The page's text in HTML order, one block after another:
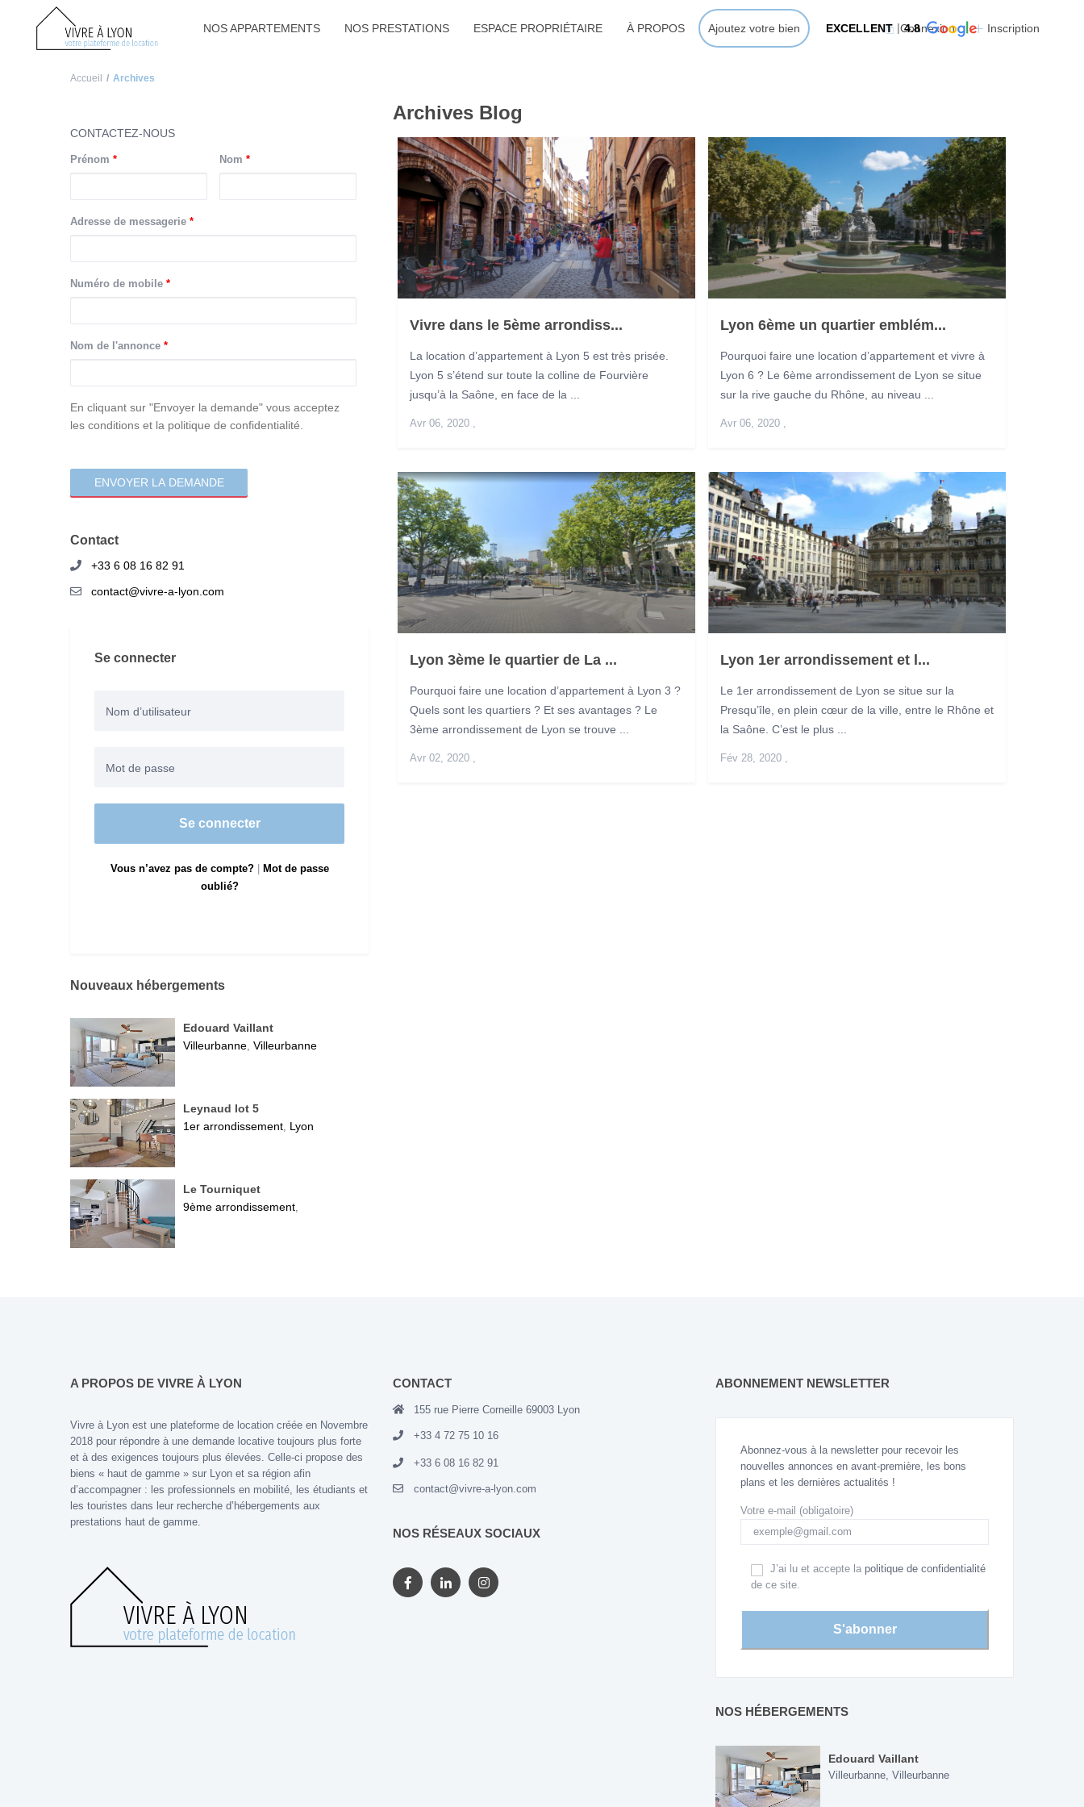
Connexion Inscription
NOS APPARTEMENTS NOS PRESTATIONS ESPACE PROPRIÉTAIRE À PROPOS Ajoutez votre bien EXCELLENT 4.8
Accueil Archives
Archives Blog
Vivre dans le 5ème arrondiss...
La location d’appartement à Lyon 5 est très prisée.
Lyon 5 s’étend sur toute la colline de Fourvière
jusqu’à la Saône, en face de la ...
Avr 06, 2020,
Lyon 6ème un quartier emblém...
Pourquoi faire une location d’appartement et vivre à
Lyon 6 ? Le 6ème arrondissement de Lyon se situe
sur la rive gauche du Rhône, au niveau ...
Avr 06, 2020,
Lyon 3ème le quartier de La ...
Pourquoi faire une location d’appartement à Lyon 3 ?
Quels sont les quartiers ? Et ses avantages ? Le
3ème arrondissement de Lyon se trouve ...
Avr 02, 2020,
Lyon 1er arrondissement et l...
Le 1er arrondissement de Lyon se situe sur la
Presqu’île, en plein cœur de la ville, entre le Rhône et
la Saône. C’est le plus ...
Fév 28, 2020,
CONTACTEZ-NOUS
Prénom * Nom *
Adresse de messagerie *
Numéro de mobile *
Nom de l'annonce *
consentement
En cliquant sur "Envoyer la demande" vous acceptez
les conditions et la politique de confidentialité.
Contact
+33 6 08 16 82 91
contact@vivre-a-lyon.com
Se connecter
Se connecter
Vous n’avez pas de compte?|
Mot de passe
oublié?
Nouveaux hébergements
Edouard Vaillant
Villeurbanne, Villeurbanne
Leynaud lot 5
1er arrondissement, Lyon
Le Tourniquet
9ème arrondissement,
A PROPOS DE VIVRE À LYON
Vivre à Lyon est une plateforme de location créée en Novembre
2018 pour répondre à une demande locative toujours plus forte
et à des exigences toujours plus élevées. Celle-ci propose des
biens « haut de gamme » sur Lyon et sa région afin
d’accompagner : les professionnels en mobilité, les étudiants et
les touristes dans leur recherche d’hébergements aux
prestations haut de gamme.
CONTACT
155 rue Pierre Corneille 69003 Lyon
+33 4 72 75 10 16
+33 6 08 16 82 91
contact@vivre-a-lyon.com
NOS RÉSEAUX SOCIAUX
ABONNEMENT NEWSLETTER
Abonnez-vous à la newsletter pour recevoir les
nouvelles annonces en avant-première, les bons
plans et les dernières actualités !
Votre e-mail (obligatoire)
J’ai lu et accepte la politique de confidentialité
de ce site.
NOS HÉBERGEMENTS
Edouard Vaillant
Villeurbanne, Villeurbanne